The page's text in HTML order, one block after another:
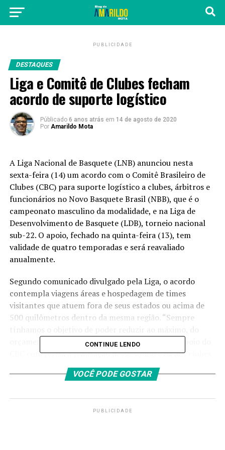
PUBLICIDADE
DESTAQUES
Liga e Comitê de Clubes fecham
acordo de suporte logístico
Públicado 6 anos atrás em 14 de agosto de 2020
Por Amarildo Mota
A Liga Nacional de Basquete (LNB) anunciou nesta
sexta-feira (14) um acordo com o Comitê Brasileiro de
Clubes (CBC) para suporte logístico a clubes, árbitros e
funcionários no Novo Basquete Brasil (NBB), que é o
campeonato masculino da modalidade, e na Liga de
Desenvolvimento de Basquete (LDB), torneio nacional
sub-22. O apoio, fechado na quinta-feira (13), tem
validade de quatro temporadas e será reavaliado
anualmente.
Segundo comunicadodivulgado pela Liga, o acordo
contempla viagens áreas e hospedagem de times
visitantes que atuem fora de seus estados ou acima de
500 quilômetros dentro da mesma região. “Sempre
orçamento dos times, os custos de logística. O apoio do
CBC concretiza a realização desse sonho e dá aos clubes
totais condições para continuarmos com o NBB forte e
uma LDB ainda mais sólida no desenvolvimento dos
Guimarães.
CONTINUE LENDO
VOCÊ PODE GOSTAR
PUBLICIDADE